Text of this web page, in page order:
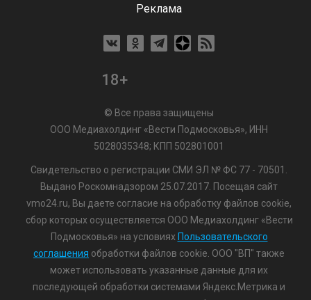
Реклама
18+
© Все права защищены
ООО Медиахолдинг «Вести Подмосковья», ИНН
5028035348; КПП 502801001
Свидетельство о регистрации СМИ ЭЛ № ФС 77 - 70501.
Выдано Роскомнадзором 25.07.2017. Посещая сайт
vmo24.ru, Вы даете согласие на обработку файлов cookie,
сбор которых осуществляется ООО Медиахолдинг «Вести
Подмосковья» на условиях Пользовательского
соглашения обработки файлов cookie. ООО "ВП" также
может использовать указанные данные для их
последующей обработки системами Яндекс.Метрика и